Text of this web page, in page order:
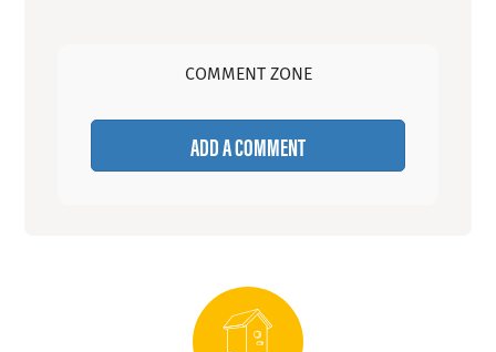
COMMENT ZONE
ADD A COMMENT